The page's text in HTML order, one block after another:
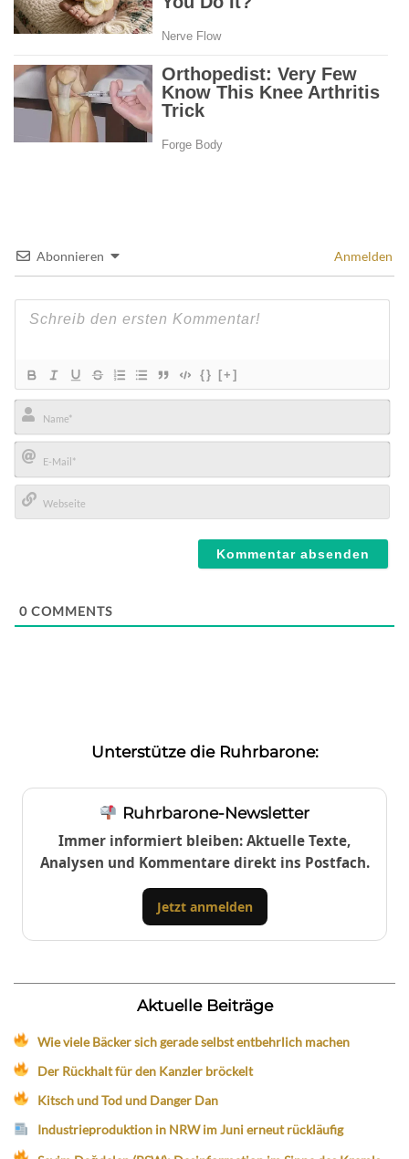
Abonnieren Anmelden
{} [+]
Name*
E-
Mail*
0 COMMENTS
Unterstütze die Ruhrbarone:
Ruhrbarone-Newsletter
Immer informiert bleiben: Aktuelle Texte,
Analysen und Kommentare direkt ins Postfach.
Jetzt anmelden
Aktuelle Beiträge
Wie viele Bäcker sich gerade selbst entbehrlich machen
Der Rückhalt für den Kanzler bröckelt
Kitsch und Tod und Danger Dan
Industrieproduktion in NRW im Juni erneut rückläufig